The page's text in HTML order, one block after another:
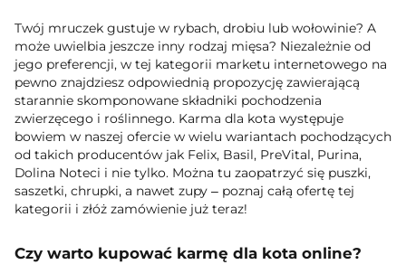
Twój mruczek gustuje w rybach, drobiu lub wołowinie? A
może uwielbia jeszcze inny rodzaj mięsa? Niezależnie od
jego preferencji, w tej kategorii marketu internetowego na
pewno znajdziesz odpowiednią propozycję zawierającą
starannie skomponowane składniki pochodzenia
zwierzęcego i roślinnego. Karma dla kota występuje
bowiem w naszej ofercie w wielu wariantach pochodzących
od takich producentów jak Felix, Basil, PreVital, Purina,
Dolina Noteci i nie tylko. Można tu zaopatrzyć się puszki,
saszetki, chrupki, a nawet zupy – poznaj całą ofertę tej
kategorii i złóż zamówienie już teraz!
Czy warto kupować karmę dla kota online?